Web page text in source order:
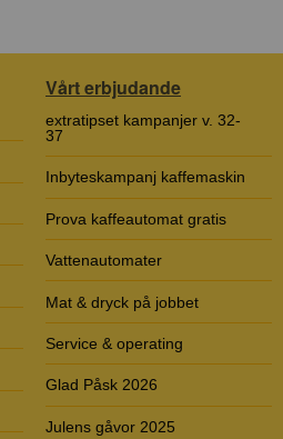
Vårt erbjudande
extratipset kampanjer v. 32-
37
Inbyteskampanj kaffemaskin
Prova kaffeautomat gratis
Vattenautomater
Mat & dryck på jobbet
Service & operating
Glad Påsk 2026
Julens gåvor 2025